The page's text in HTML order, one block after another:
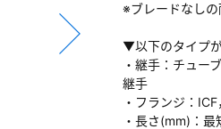
※ブレードなし
▼以下のタイプ
・継手：チュー
継手
・フランジ：
・長さ(mm)：